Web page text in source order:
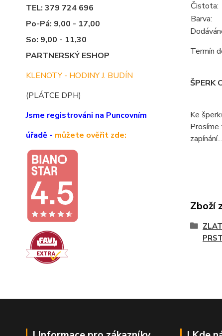
TEL: 379 724 696
Po-Pá: 9,00 - 17,00
So: 9,00 - 11,30
PARTNERSKÝ ESHOP
KLENOTY - HODINY J. BUDÍN
(PLÁTCE DPH)
Jsme registrováni na Puncovním
úřadě - můžete ověřit zde:
Čistota:
Barva:
Termín
ŠPERK
Ke
Prosíme
Zboží